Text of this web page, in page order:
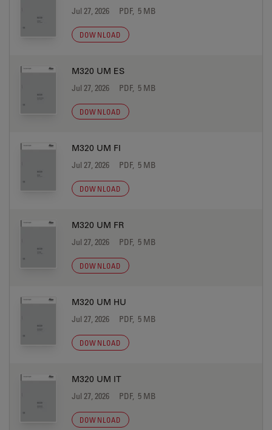
Jul 27, 2026 PDF, 5 MB
DOWNLOAD
M320 UM ES
Jul 27, 2026 PDF, 5 MB
DOWNLOAD
M320 UM FI
Jul 27, 2026 PDF, 5 MB
DOWNLOAD
M320 UM FR
Jul 27, 2026 PDF, 5 MB
DOWNLOAD
M320 UM HU
Jul 27, 2026 PDF, 5 MB
DOWNLOAD
M320 UM IT
Jul 27, 2026 PDF, 5 MB
DOWNLOAD